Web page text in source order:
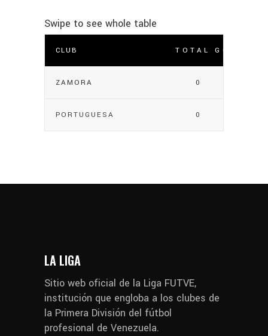
CLUB TOTAL GOLES
ZAMORA 0
PORTUGUESA 0
LA LIGA
Sitio web oficial de la Liga FUTVE,
institución que engloba a los clubes de
la Primera División del fútbol
profesional de Venezuela.